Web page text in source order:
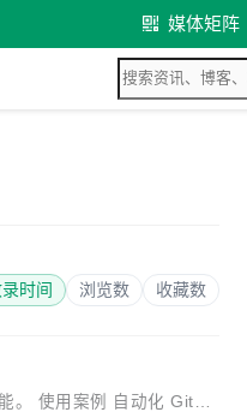
媒体矩阵
时间 浏览数 收藏数
。 使用案例 自动化 GitHu